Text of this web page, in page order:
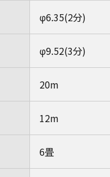
φ6.35(2分)
φ9.52(3分)
20m
12m
6畳